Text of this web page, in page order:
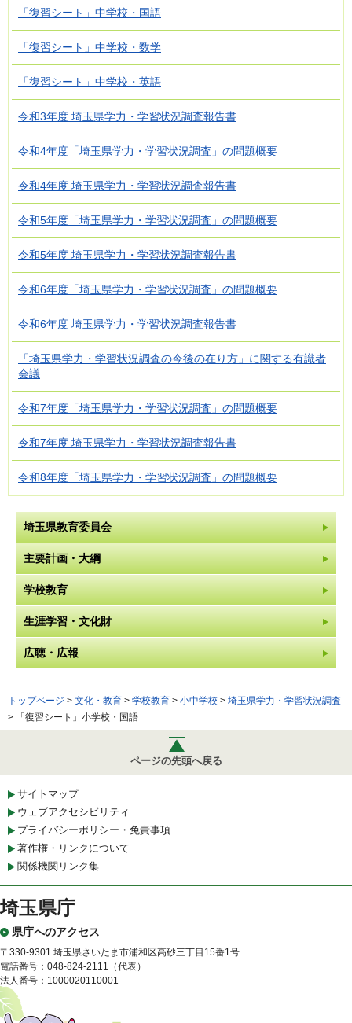
「復習シート」中学校・国語
「復習シート」中学校・数学
「復習シート」中学校・英語
令和3年度 埼玉県学力・学習状況調査報告書
令和4年度「埼玉県学力・学習状況調査」の問題概要
令和4年度 埼玉県学力・学習状況調査報告書
令和5年度「埼玉県学力・学習状況調査」の問題概要
令和5年度 埼玉県学力・学習状況調査報告書
令和6年度「埼玉県学力・学習状況調査」の問題概要
令和6年度 埼玉県学力・学習状況調査報告書
「埼玉県学力・学習状況調査の今後の在り方」に関する有識者
会議
令和7年度「埼玉県学力・学習状況調査」の問題概要
令和7年度 埼玉県学力・学習状況調査報告書
令和8年度「埼玉県学力・学習状況調査」の問題概要
埼玉県教育委員会
主要計画・大綱
学校教育
生涯学習・文化財
広聴・広報
トップページ > 文化・教育 > 学校教育 > 小中学校 > 埼玉県学力・学習状況調査
> 「復習シート」小学校・国語
ページの先頭へ戻る
サイトマップ
ウェブアクセシビリティ
プライバシーポリシー・免責事項
著作権・リンクについて
関係機関リンク集
埼玉県庁
県庁へのアクセス
〒330-9301 埼玉県さいたま市浦和区高砂三丁目15番1号
電話番号：048-824-2111（代表）
法人番号：1000020110001